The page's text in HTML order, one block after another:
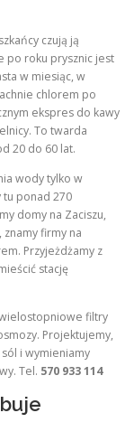
czują ją
po roku prysznic jest
w miesiąc, w
chlorem po
ekspres do kawy
To twarda
20 do 60 lat.
wody tylko w
tu ponad 270
domy na Zaciszu,
firmy na
Przyjeżdżamy z
stację
filtry
Projektujemy,
i wymieniamy
Tel. 570 933 114